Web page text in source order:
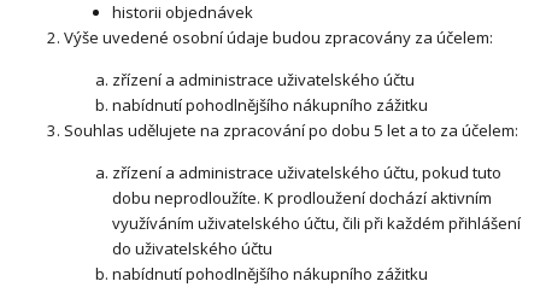
historii objednávek
Výše uvedené osobní údaje budou zpracovány za účelem:
zřízení a administrace uživatelského účtu
nabídnutí pohodlnějšího nákupního zážitku
Souhlas udělujete na zpracování po dobu 5 let a to za účelem:
zřízení a administrace uživatelského účtu, pokud tuto
dobu neprodloužíte. K prodloužení dochází aktivním
využíváním uživatelského účtu, čili při každém přihlášení
do uživatelského účtu
nabídnutí pohodlnějšího nákupního zážitku